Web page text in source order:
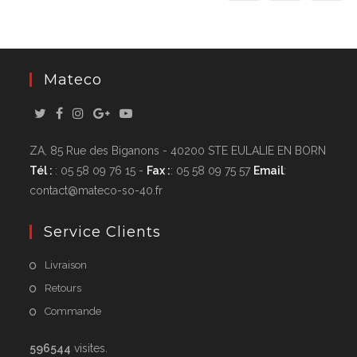
Mateco
ZA, 85 Rue des Biganons - 40200 STE EULALIE EN BORN
Tél : : 05 58 09 76 15 - Fax :: 05 58 09 75 57 Email:
contact@mateco-so-40.fr
Service Clients
Livraison
Retours
Commande
596544 visites.